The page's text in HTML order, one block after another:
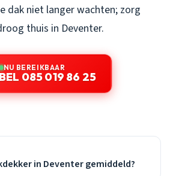
dak niet langer wachten; zorg
thuis in Deventer.
NU BEREIKBAAR
BEL 085 019 86 25
in Deventer gemiddeld?